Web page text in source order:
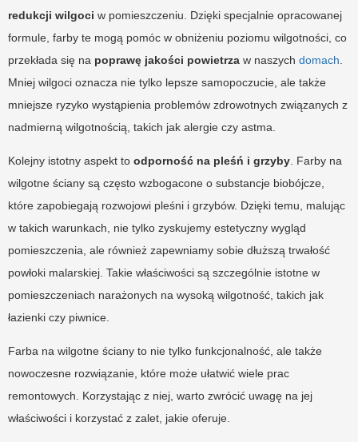
redukcji wilgoci w pomieszczeniu. Dzięki specjalnie opracowanej
formule, farby te mogą pomóc w obniżeniu poziomu wilgotności, co
przekłada się na poprawę jakości powietrza w naszych domach
Mniej wilgoci oznacza nie tylko lepsze samopoczucie, ale także
mniejsze ryzyko wystąpienia problemów zdrowotnych związanych z
nadmierną wilgotnością, takich jak alergie czy astma.
Kolejny istotny aspekt to odporność na pleśń i grzyby . Farby na
wilgotne ściany są często wzbogacone o substancje biobójcze,
które zapobiegają rozwojowi pleśni i grzybów. Dzięki temu, malując
w takich warunkach, nie tylko zyskujemy estetyczny wygląd
pomieszczenia, ale również zapewniamy sobie dłuższą trwałość
powłoki malarskiej. Takie właściwości są szczególnie istotne w
pomieszczeniach narażonych na wysoką wilgotność, takich jak
łazienki czy piwnice.
Farba na wilgotne ściany to nie tylko funkcjonalność, ale także
nowoczesne rozwiązanie, które może ułatwić wiele prac
remontowych. Korzystając z niej, warto zwrócić uwagę na jej
właściwości i korzystać z zalet, jakie oferuje.